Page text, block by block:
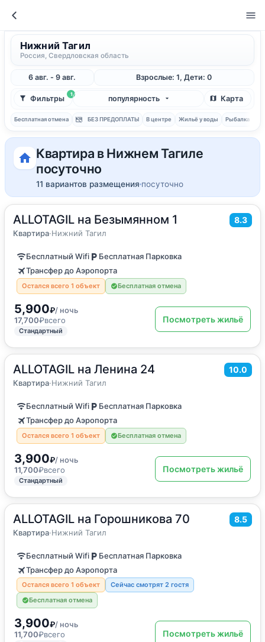
Нижний Тагил
Россия, Свердловская область
6 авг. - 9 авг. Взрослые: 1, Дети: 0
1
Фильтры популярность Карта
Бесплатная отмена БЕЗ ПРЕДОПЛАТЫ В центре Жильё у воды Рыбалка
Квартира в Нижнем Тагиле
посуточно
11 вариантов размещения посуточно
ALLOTAGIL на Безымянном 1 8.3
Квартира·Нижний Тагил
80 м2·до 8 гостей
Квартира
Бесплатный Wifi
Бесплатная Парковка
Трансфер до Аэропорта
Остался всего 1 объект Бесплатная отмена
5,900₽/ ночь
17,700₽всего
Стандартный
Посмотреть жильё
ALLOTAGIL на Ленина 24 10.0
Квартира·Нижний Тагил
37 м2·до 6 гостей
Квартира
Бесплатный Wifi
Бесплатная Парковка
Трансфер до Аэропорта
Остался всего 1 объект Бесплатная отмена
3,900₽/ ночь
11,700₽всего
Стандартный
Посмотреть жильё
ALLOTAGIL на Горошникова 70 8.5
Квартира·Нижний Тагил
42 м2·4 гостя
Квартира
Бесплатный Wifi
Бесплатная Парковка
Трансфер до Аэропорта
Остался всего 1 объект
Сейчас смотрят 2 гостя
Бесплатная отмена
3,900₽/ ночь
11,700₽всего Посмотреть жильё